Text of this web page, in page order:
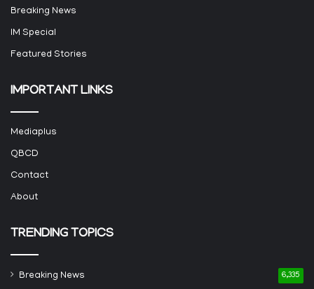
Breaking News
IM Special
Featured Stories
IMPORTANT LINKS
Mediaplus
QBCD
Contact
About
TRENDING TOPICS
Breaking News 6,335